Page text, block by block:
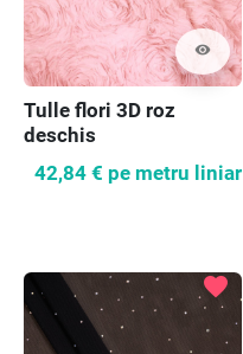
visibility
Tulle flori 3D roz
deschis
42,84 € pe metru liniar
favorite